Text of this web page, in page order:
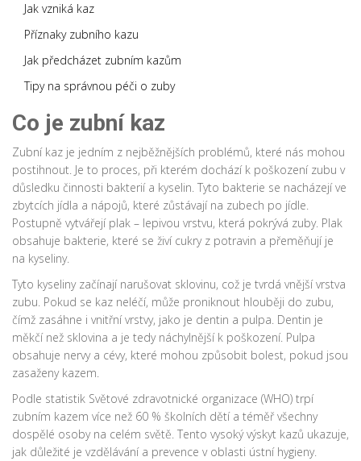
Jak vzniká kaz
Příznaky zubního kazu
Jak předcházet zubním kazům
Tipy na správnou péči o zuby
Co je zubní kaz
Zubní kaz je jedním z nejběžnějších problémů, které nás mohou
postihnout. Je to proces, při kterém dochází k poškození zubu v
důsledku činnosti bakterií a kyselin. Tyto bakterie se nacházejí ve
zbytcích jídla a nápojů, které zůstávají na zubech po jídle.
Postupně vytvářejí plak – lepivou vrstvu, která pokrývá zuby. Plak
obsahuje bakterie, které se živí cukry z potravin a přeměňují je
na kyseliny.
Tyto kyseliny začínají narušovat sklovinu, což je tvrdá vnější vrstva
zubu. Pokud se kaz neléčí, může proniknout hlouběji do zubu,
čímž zasáhne i vnitřní vrstvy, jako je dentin a pulpa. Dentin je
měkčí než sklovina a je tedy náchylnější k poškození. Pulpa
obsahuje nervy a cévy, které mohou způsobit bolest, pokud jsou
zasaženy kazem.
Podle statistik Světové zdravotnické organizace (WHO) trpí
zubním kazem více než 60 % školních dětí a téměř všechny
dospělé osoby na celém světě. Tento vysoký výskyt kazů ukazuje,
jak důležité je vzdělávání a prevence v oblasti ústní hygieny.